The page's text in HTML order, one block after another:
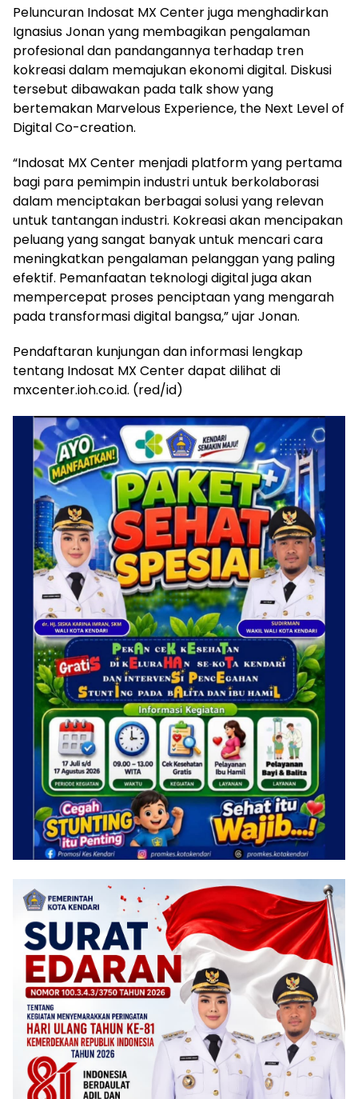
Peluncuran Indosat MX Center juga menghadirkan
Ignasius Jonan yang membagikan pengalaman
profesional dan pandangannya terhadap tren
kokreasi dalam memajukan ekonomi digital. Diskusi
tersebut dibawakan pada talk show yang
bertemakan Marvelous Experience, the Next Level of
Digital Co-creation.
“Indosat MX Center menjadi platform yang pertama
bagi para pemimpin industri untuk berkolaborasi
dalam menciptakan berbagai solusi yang relevan
untuk tantangan industri. Kokreasi akan mencipakan
peluang yang sangat banyak untuk mencari cara
meningkatkan pengalaman pelanggan yang paling
efektif. Pemanfaatan teknologi digital juga akan
mempercepat proses penciptaan yang mengarah
pada transformasi digital bangsa,” ujar Jonan.
Pendaftaran kunjungan dan informasi lengkap
tentang Indosat MX Center dapat dilihat di
mxcenter.ioh.co.id. (red/id)